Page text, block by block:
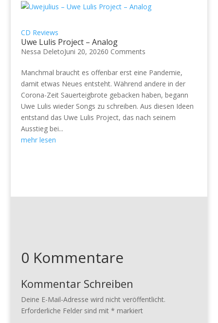
CD Reviews
Uwe Lulis Project – Analog
Nessa DeletoJuni 20, 20260 Comments
Manchmal braucht es offenbar erst eine Pandemie,
damit etwas Neues entsteht. Während andere in der
Corona-Zeit Sauerteigbrote gebacken haben, begann
Uwe Lulis wieder Songs zu schreiben. Aus diesen Ideen
entstand das Uwe Lulis Project, das nach seinem
Ausstieg bei...
mehr lesen
0 Kommentare
Kommentar Schreiben
Deine E-Mail-Adresse wird nicht veröffentlicht.
Erforderliche Felder sind mit * markiert